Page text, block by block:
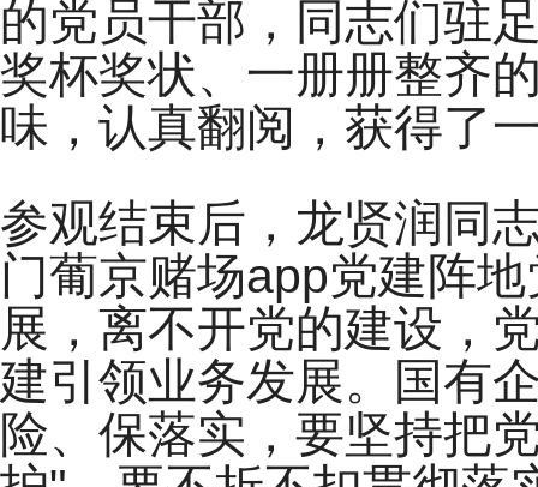
的党员干部，同志们驻
奖杯奖状、一册册整齐
味，认真翻阅，获得了
参观结束后，龙贤润同
门葡京赌场app党建阵
展，离不开党的建设，
建引领业务发展。国有
险、保落实，要坚持把